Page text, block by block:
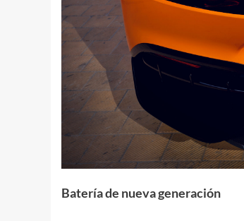
Batería de nueva generación